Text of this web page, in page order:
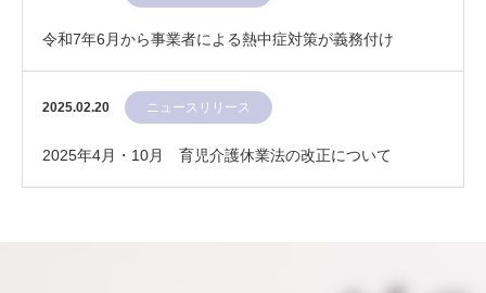
令和7年6月から事業者による熱中症対策が義務付け
2025.02.20 ニュースリリース
2025年4月・10月 育児介護休業法の改正について